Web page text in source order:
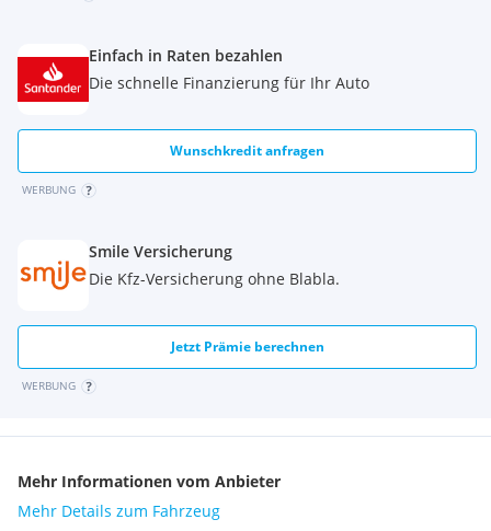
Einfach in Raten bezahlen
Die schnelle Finanzierung für Ihr Auto
Wunschkredit anfragen
WERBUNG
Smile Versicherung
Die Kfz-Versicherung ohne Blabla.
Jetzt Prämie berechnen
WERBUNG
Mehr Informationen vom Anbieter
Mehr Details zum Fahrzeug